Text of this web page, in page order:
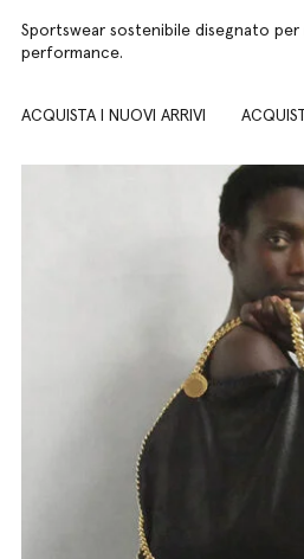
Sportswear sostenibile disegnato per
performance.
ACQUISTA I NUOVI ARRIVI